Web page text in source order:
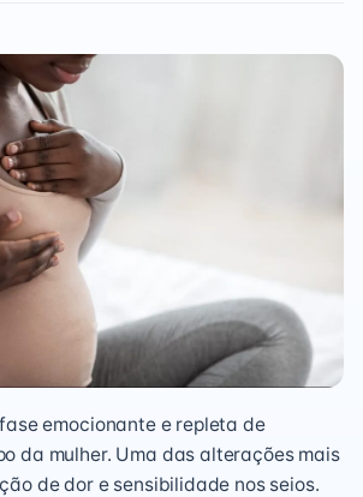
emocionante e repleta de
da mulher. Uma das alterações mais
de dor e sensibilidade nos seios.